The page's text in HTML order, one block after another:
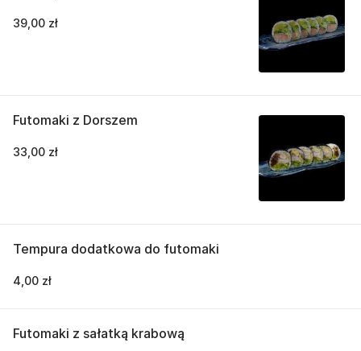
39,00 zł
Futomaki z Dorszem
33,00 zł
Tempura dodatkowa do futomaki
4,00 zł
Futomaki z sałatką krabową